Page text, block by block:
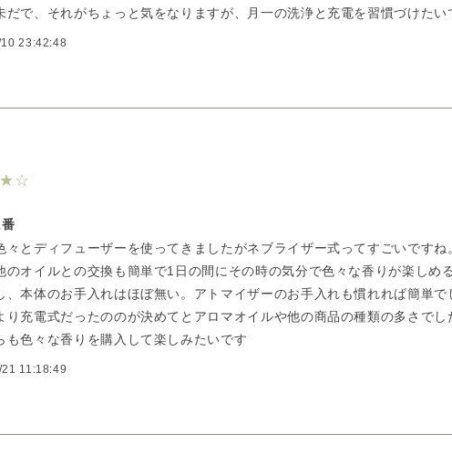
だで、それがちょっと気をなりますが、月一の洗浄と充電を習慣づけたい
23:42:48
★☆
々とディフューザーを使ってきましたがネブライザー式ってすごいです
のオイルとの交換も簡単で1日の間にその時の気分で色々な香りが楽し
、本体のお手入れはほぼ無い。アトマイザーのお手入れも慣れれば簡単
り充電式だったののが決めてとアロマオイルや他の商品の種類の多さでし
も色々な香りを購入して楽しみたいです
11:18:49